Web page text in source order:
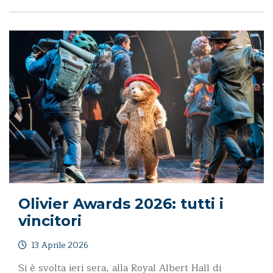
Olivier Awards 2026: tutti i
vincitori
13 Aprile 2026
Si è svolta ieri sera, alla Royal Albert Hall di